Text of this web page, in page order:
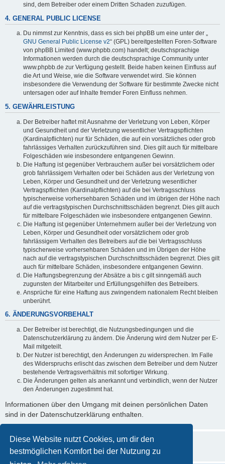
Diese Website nutzt Cookies, um dir den
bestmöglichen Komfort bei der Nutzung zu
sind, dem Betreiber oder einem Dritten Schaden zuzufügen.
4. GENERAL PUBLIC LICENSE
Du nimmst zur Kenntnis, dass es sich bei phpBB um eine unter der „
GNU General Public License v2“ (GPL) bereitgestellten Foren-Software
von phpBB Limited (www.phpbb.com) handelt; deutschsprachige
Informationen werden durch die deutschsprachige Community unter
www.phpbb.de zur Verfügung gestellt. Beide haben keinen Einfluss auf
die Art und Weise, wie die Software verwendet wird. Sie können
insbesondere die Verwendung der Software für bestimmte Zwecke nicht
untersagen oder auf Inhalte fremder Foren Einfluss nehmen.
5. GEWÄHRLEISTUNG
Der Betreiber haftet mit Ausnahme der Verletzung von Leben, Körper
und Gesundheit und der Verletzung wesentlicher Vertragspflichten
(Kardinalpflichten) nur für Schäden, die auf ein vorsätzliches oder grob
fahrlässiges Verhalten zurückzuführen sind. Dies gilt auch für mittelbare
Folgeschäden wie insbesondere entgangenen Gewinn.
Die Haftung ist gegenüber Verbrauchern außer bei vorsätzlichem oder
grob fahrlässigem Verhalten oder bei Schäden aus der Verletzung von
Leben, Körper und Gesundheit und der Verletzung wesentlicher
Vertragspflichten (Kardinalpflichten) auf die bei Vertragsschluss
typischerweise vorhersehbaren Schäden und im übrigen der Höhe nach
auf die vertragstypischen Durchschnittsschäden begrenzt. Dies gilt auch
für mittelbare Folgeschäden wie insbesondere entgangenen Gewinn.
Die Haftung ist gegenüber Unternehmern außer bei der Verletzung von
Leben, Körper und Gesundheit oder vorsätzlichem oder grob
fahrlässigem Verhalten des Betreibers auf die bei Vertragsschluss
typischerweise vorhersehbaren Schäden und im Übrigen der Höhe
nach auf die vertragstypischen Durchschnittsschäden begrenzt. Dies gilt
auch für mittelbare Schäden, insbesondere entgangenen Gewinn.
Die Haftungsbegrenzung der Absätze a bis c gilt sinngemäß auch
zugunsten der Mitarbeiter und Erfüllungsgehilfen des Betreibers.
Ansprüche für eine Haftung aus zwingendem nationalem Recht bleiben
unberührt.
6. ÄNDERUNGSVORBEHALT
Der Betreiber ist berechtigt, die Nutzungsbedingungen und die
Datenschutzerklärung zu ändern. Die Änderung wird dem Nutzer per E-
Mail mitgeteilt.
Der Nutzer ist berechtigt, den Änderungen zu widersprechen. Im Falle
des Widerspruchs erlischt das zwischen dem Betreiber und dem Nutzer
bestehende Vertragsverhältnis mit sofortiger Wirkung.
Die Änderungen gelten als anerkannt und verbindlich, wenn der Nutzer
den Änderungen zugestimmt hat.
Informationen über den Umgang mit deinen persönlichen Daten
sind in der Datenschutzerklärung enthalten.